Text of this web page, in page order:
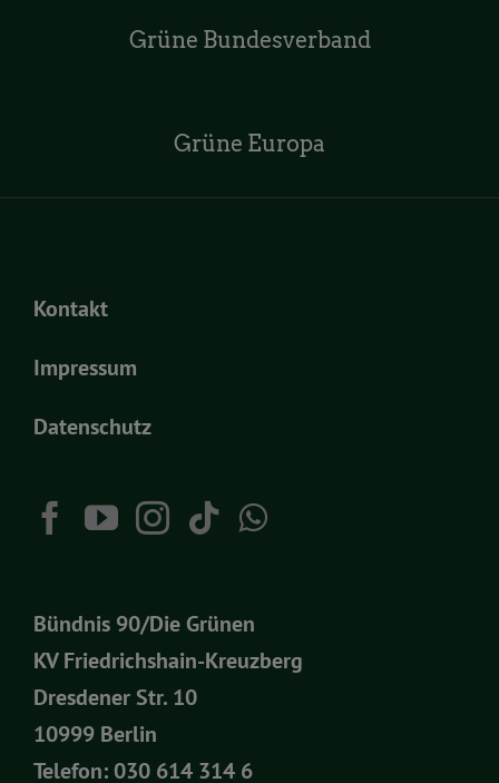
Grüne Bundesverband
Grüne Europa
Kontakt
Impressum
Datenschutz
Bündnis 90/Die Grünen
KV Friedrichshain-Kreuzberg
Dresdener Str. 10
10999 Berlin
Telefon: 030 614 314 6